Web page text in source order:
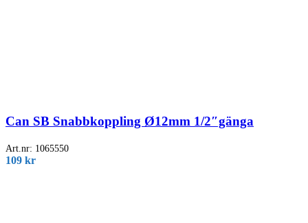
Can SB Snabbkoppling Ø12mm 1/2″gänga
Art.nr: 1065550
109 kr